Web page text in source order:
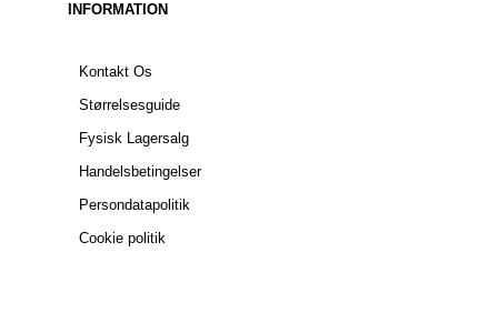
INFORMATION
Kontakt Os
Størrelsesguide
Fysisk Lagersalg
Handelsbetingelser
Persondatapolitik
Cookie politik